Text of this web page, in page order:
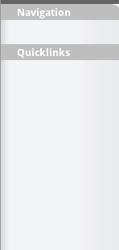
Navigation
Quicklinks